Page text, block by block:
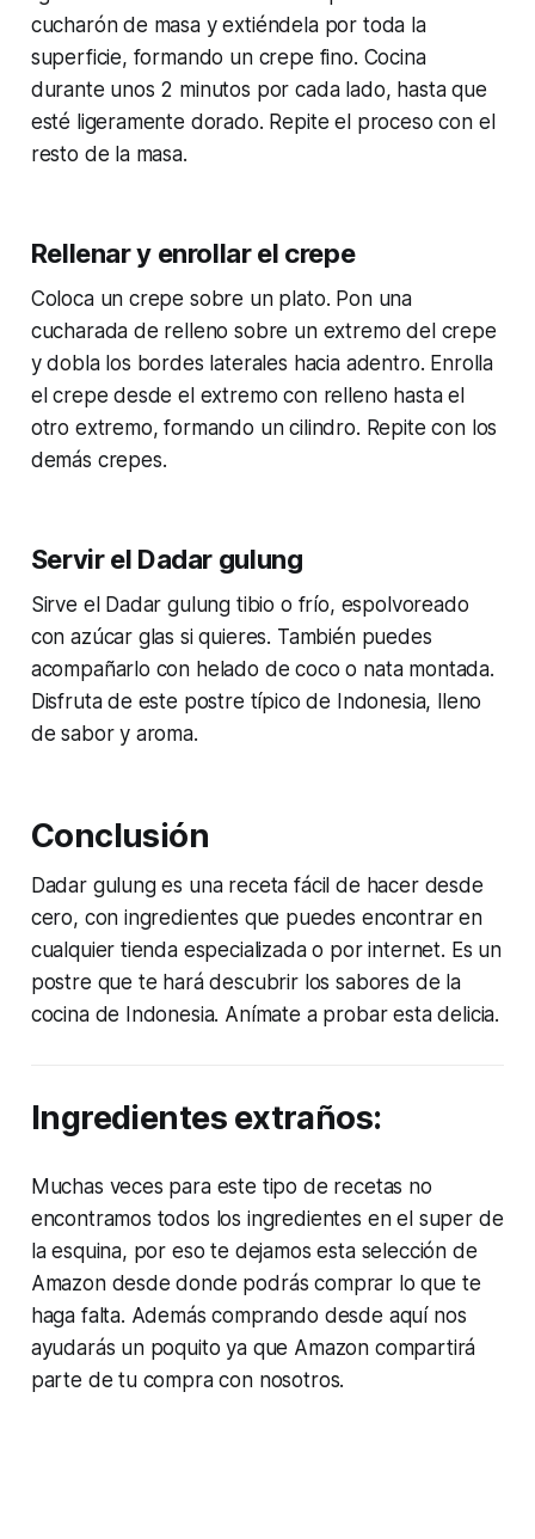
cucharón de masa y extiéndela por toda la
superficie, formando un crepe fino. Cocina
durante unos 2 minutos por cada lado, hasta que
esté ligeramente dorado. Repite el proceso con el
resto de la masa.
Rellenar y enrollar el crepe
Coloca un crepe sobre un plato. Pon una
cucharada de relleno sobre un extremo del crepe
y dobla los bordes laterales hacia adentro. Enrolla
el crepe desde el extremo con relleno hasta el
otro extremo, formando un cilindro. Repite con los
demás crepes.
Servir el Dadar gulung
Sirve el Dadar gulung tibio o frío, espolvoreado
con azúcar glas si quieres. También puedes
acompañarlo con helado de coco o nata montada.
Disfruta de este postre típico de Indonesia, lleno
de sabor y aroma.
Conclusión
Dadar gulung es una receta fácil de hacer desde
cero, con ingredientes que puedes encontrar en
cualquier tienda especializada o por internet. Es un
postre que te hará descubrir los sabores de la
cocina de Indonesia. Anímate a probar esta delicia.
Ingredientes extraños:
Muchas veces para este tipo de recetas no
encontramos todos los ingredientes en el super de
la esquina, por eso te dejamos esta selección de
Amazon desde donde podrás comprar lo que te
haga falta. Además comprando desde aquí nos
ayudarás un poquito ya que Amazon compartirá
parte de tu compra con nosotros.